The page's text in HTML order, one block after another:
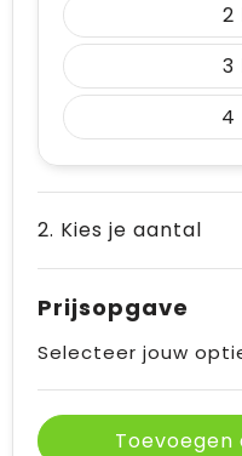
2
3
4
2. Kies je aantal
Prijsopgave
Selecteer jouw
Toevoegen